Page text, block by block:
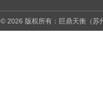
© 2026 版权所有：巨鼎天衡（